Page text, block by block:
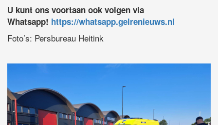
U kunt ons voortaan ook volgen via
Whatsapp! https://whatsapp.gelrenieuws.nl
Foto’s: Persbureau Heitink